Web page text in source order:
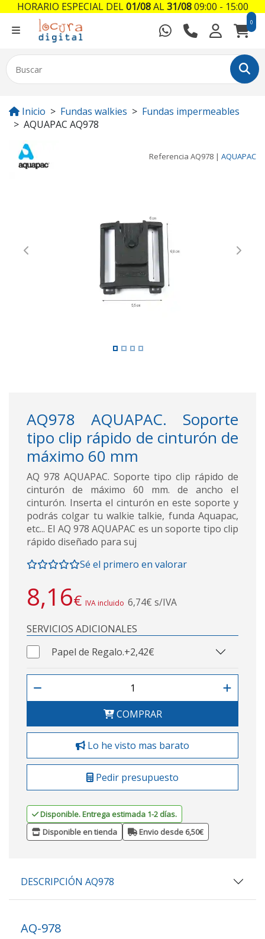
0
Inicio Fundas walkies
Fundas impermeables
AQUAPAC AQ978
Referencia AQ978 | AQUAPAC
Previous Next
AQ978 AQUAPAC. Soporte
tipo clip rápido de cinturón de
máximo 60 mm
AQ 978 AQUAPAC. Soporte tipo clip rápido de
cinturón de máximo 60 mm. de ancho el
cinturón. Inserta el cinturón en este soporte y
podrás colgar tu walkie talkie, funda Aquapac,
etc... El AQ 978 AQUAPAC es un soporte tipo clip
rápido diseñado para suj
Sé el primero en valorar
8,16€ IVA incluido 6,74€ s/IVA
SERVICIOS ADICIONALES
Papel de Regalo.+2,42€
COMPRAR
Lo he visto mas barato
Pedir presupuesto
Disponible. Entrega estimada 1-2 días.
Disponible en tienda
Envio desde 6,50€
DESCRIPCIÓN AQ978
AQ-978
HORARIO ESPECIAL DEL01/08AL31/0809:00 - 15:00